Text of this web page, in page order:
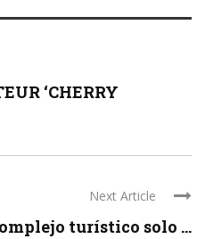
‘CHERRY
Next Article
turístico solo ...